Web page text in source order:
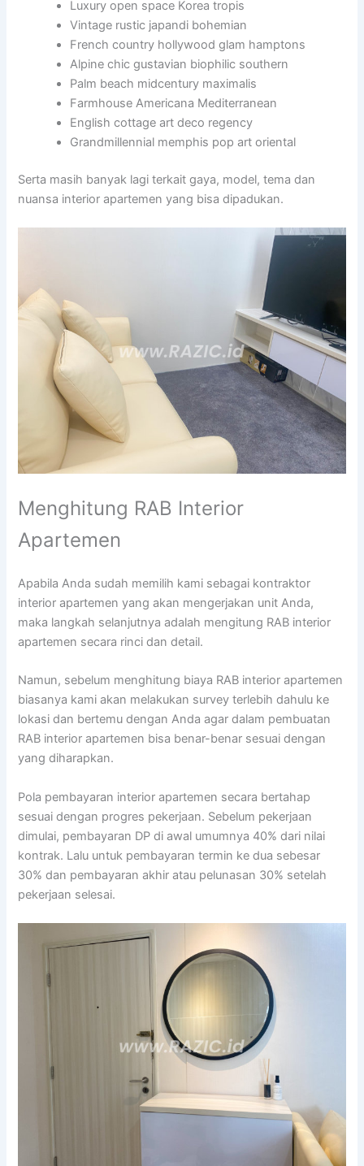
Luxury open space Korea tropis
Vintage rustic japandi bohemian
French country hollywood glam hamptons
Alpine chic gustavian biophilic southern
Palm beach midcentury maximalis
Farmhouse Americana Mediterranean
English cottage art deco regency
Grandmillennial memphis pop art oriental
Serta masih banyak lagi terkait gaya, model, tema dan
nuansa interior apartemen yang bisa dipadukan.
Menghitung RAB Interior
Apartemen
Apabila Anda sudah memilih kami sebagai kontraktor
interior apartemen yang akan mengerjakan unit Anda,
maka langkah selanjutnya adalah mengitung RAB interior
apartemen secara rinci dan detail.
Namun, sebelum menghitung biaya RAB interior apartemen
biasanya kami akan melakukan survey terlebih dahulu ke
lokasi dan bertemu dengan Anda agar dalam pembuatan
RAB interior apartemen bisa benar-benar sesuai dengan
yang diharapkan.
Pola pembayaran interior apartemen secara bertahap
sesuai dengan progres pekerjaan. Sebelum pekerjaan
dimulai, pembayaran DP di awal umumnya 40% dari nilai
kontrak. Lalu untuk pembayaran termin ke dua sebesar
30% dan pembayaran akhir atau pelunasan 30% setelah
pekerjaan selesai.